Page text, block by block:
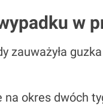
w
okres dwóch